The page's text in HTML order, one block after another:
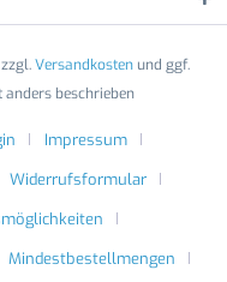
Versandkostenund ggf.
anders beschrieben
Impressum
Widerrufsformular
Mindestbestellmengen